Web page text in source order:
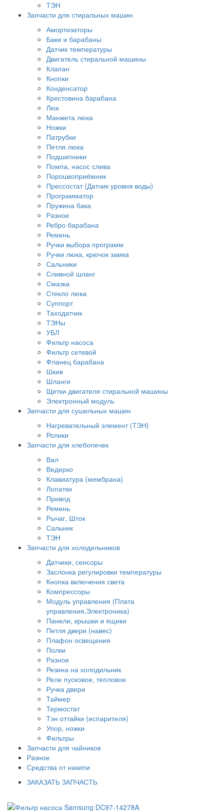
ТЭН
Запчасти для стиральных машин
Амортизаторы
Баки и барабаны
Датчик температуры
Двигатель стиральной машины
Клапан
Кнопки
Конденсатор
Крестовина барабана
Люк
Манжета люка
Ножки
Патрубки
Петля люка
Подшипники
Помпа, насос слива
Порошкоприёмник
Прессостат (Датчик уровня воды)
Программатор
Пружина бака
Разное
Ребро барабана
Ремень
Ручки выбора программ
Ручки люка, крючок замка
Сальники
Сливной шланг
Смазка
Стекло люка
Суппорт
Таходатчик
ТЭНы
УБЛ
Фильтр насоса
Фильтр сетевой
Фланец барабана
Шкив
Шланги
Щетки двигателя стиральной машины
Электронный модуль
Запчасти для сушильных машин
Нагревательный элемент (ТЭН)
Ролики
Запчасти для хлебопечек
Вал
Ведерко
Клавиатура (мембрана)
Лопатки
Привод
Ремень
Рычаг, Шток
Сальник
ТЭН
Запчасти для холодильников
Датчики, сенсоры
Заслонка регулировки температуры
Кнопка включения света
Компрессоры
Модуль управления (Плата
управления,Электроника)
Панели, крышки и ящики
Петля двери (навес)
Плафон освещения
Полки
Разное
Резина на холодильник
Реле пусковое, тепловое
Ручка двери
Таймер
Термостат
Тэн оттайки (испарителя)
Упор, ножки
Фильтры
Запчасти для чайников
Разное
Средства от накипи
ЗАКАЗАТЬ ЗАПЧАСТЬ